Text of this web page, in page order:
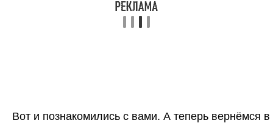
Вот и познакомились с вами. А теперь вернёмся в